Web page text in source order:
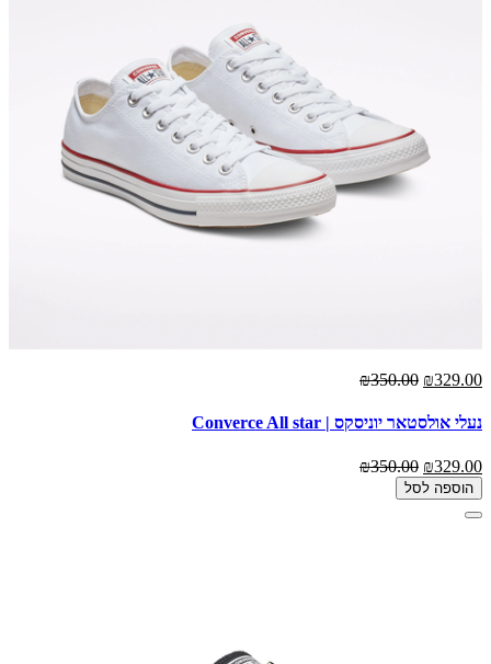
₪329.00
₪350.00
נעלי אולסטאר יוניסקס | Converce All star
₪329.00
₪350.00
הוספה לסל